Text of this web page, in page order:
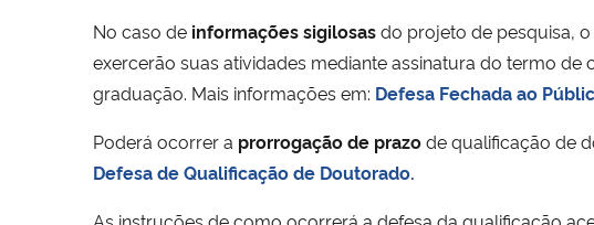
No caso de informações sigilosasdo projeto de pesquisa,
exercerão suas atividades mediante assinatura do termo
graduação. Mais informações em: Defesa Fechada ao
Poderá ocorrer a prorrogação de prazode qualificação de
Defesa de Qualificação de Doutorado.
As instruções de como ocorrerá a defesa da qualificação